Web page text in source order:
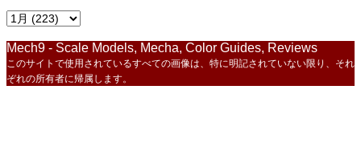
Mech9 - Scale Models, Mecha, Color Guides, Reviews
このサイトで使用されているすべての画像は、特に明記されていない限り、それ
ぞれの所有者に帰属します。